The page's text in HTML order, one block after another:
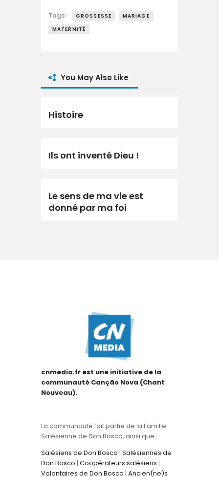
Tags: GROSSESSE
MARIAGE
MATERNITÉ
You May Also Like
Histoire
Ils ont inventé Dieu !
Le sens de ma vie est
donné par ma foi
cnmedia.fr est une initiative de la
communauté Canção Nova (Chant
Nouveau).
La communauté fait partie de la Famille
Salésienne de Don Bosco, ainsi que :
Salésiens de Don Bosco | Salésiennes de
Don Bosco | Coopérateurs salésiens |
Volontaires de Don Bosco | Ancien(ne)s